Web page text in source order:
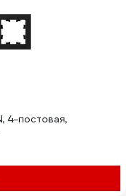
4-постовая,